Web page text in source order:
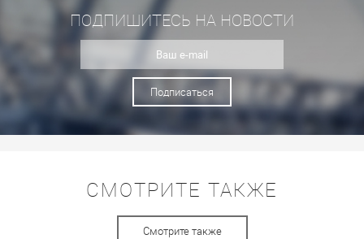
ПОДПИШИТЕСЬ НА НОВОСТИ
Подписаться
СМОТРИТЕ ТАКЖЕ
Смотрите также